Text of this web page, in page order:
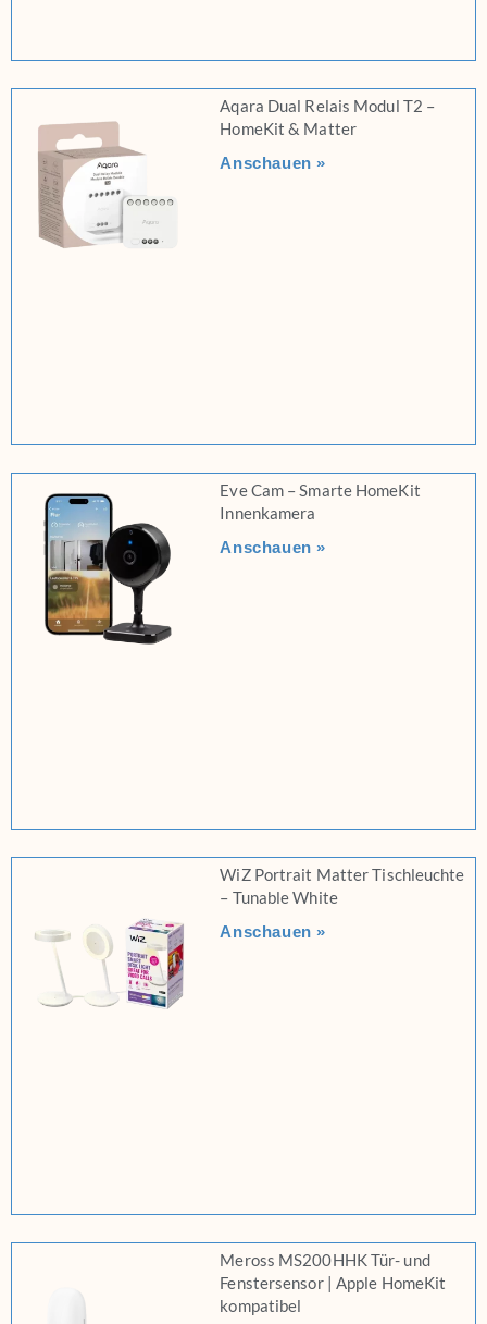
Aqara Dual Relais Modul T2 –
HomeKit & Matter
Anschauen »
Eve Cam – Smarte HomeKit
Innenkamera
Anschauen »
WiZ Portrait Matter Tischleuchte
– Tunable White
Anschauen »
Meross MS200HHK Tür- und
Fenstersensor | Apple HomeKit
kompatibel